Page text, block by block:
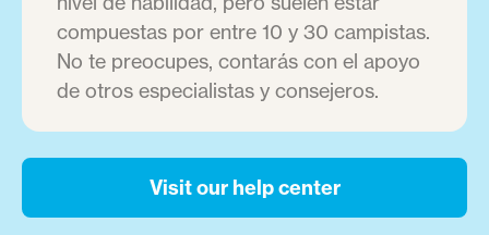
compuestas por entre 10 y 30 campistas.
No te preocupes, contarás con el apoyo
de otros especialistas y consejeros.
Visit our help center